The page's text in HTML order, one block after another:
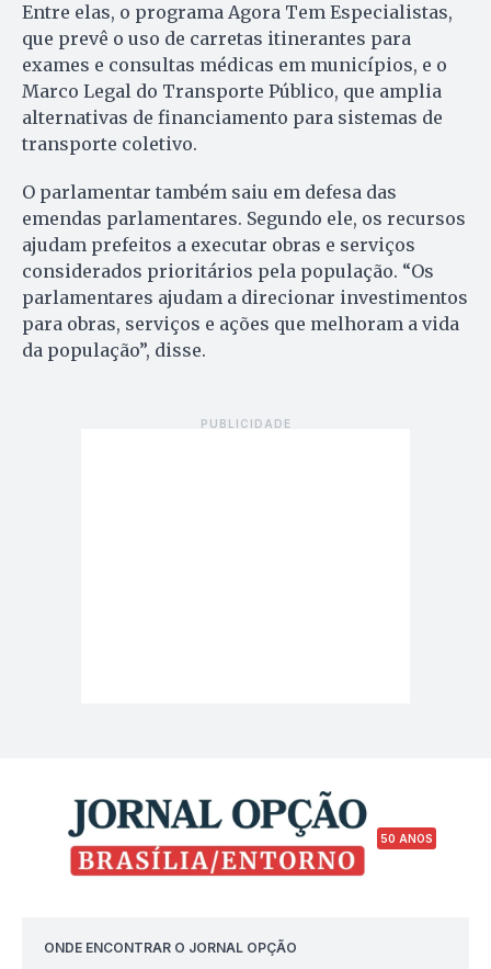
Entre elas, o programa Agora Tem Especialistas,
que prevê o uso de carretas itinerantes para
exames e consultas médicas em municípios, e o
Marco Legal do Transporte Público, que amplia
alternativas de financiamento para sistemas de
transporte coletivo.
O parlamentar também saiu em defesa das
emendas parlamentares. Segundo ele, os recursos
ajudam prefeitos a executar obras e serviços
considerados prioritários pela população. “Os
parlamentares ajudam a direcionar investimentos
para obras, serviços e ações que melhoram a vida
da população”, disse.
50 ANOS
ONDE ENCONTRAR O JORNAL OPÇÃO